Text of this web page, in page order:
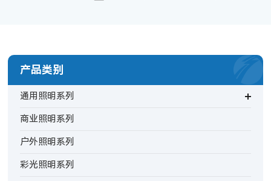
产品类别
通用照明系列
商业照明系列
户外照明系列
彩光照明系列